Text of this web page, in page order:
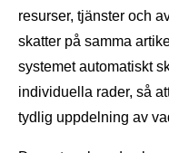
resurser, tjänster och
skatter på samma
systemet automatiskt
individuella rader, så
tydlig uppdelning av